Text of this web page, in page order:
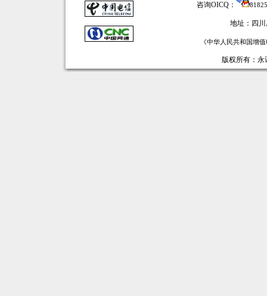
咨询OICQ：
地址：四
《中华人民共和国增
版权所有：永